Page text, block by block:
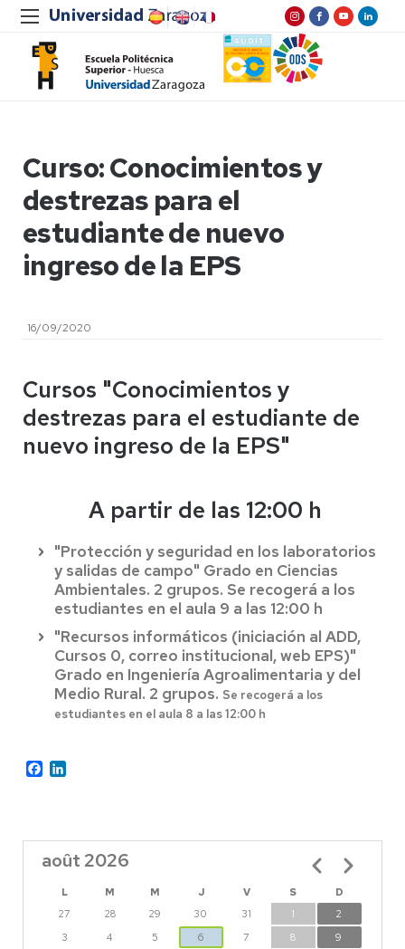
Curso: Conocimientos y
destrezas para el
estudiante de nuevo
ingreso de la EPS
16/09/2020
Cursos "Conocimientos y
destrezas para el estudiante de
nuevo ingreso de la EPS"
A partir de las 12:00 h
"Protección y seguridad en los laboratorios
y salidas de campo" Grado en Ciencias
Ambientales. 2 grupos. Se recogerá a los
estudiantes en el aula 9 a las 12:00 h
"Recursos informáticos (iniciación al ADD,
Cursos 0, correo institucional, web EPS)"
Grado en Ingeniería Agroalimentaria y del
Medio Rural. 2 grupos. Se recogerá a los
estudiantes en el aula 8 a las 12:00 h
Facebook
août 2026
L M M J V S
D
27
28 29 30 31 1
2
3
4 5 6 7 8
9
Pagination